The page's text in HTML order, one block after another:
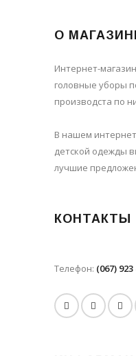
О
Интернет-
головные уборы
производста по
В нашем
детской одежды
лучшие
КОНТАКТЫ
Телефон: (067)